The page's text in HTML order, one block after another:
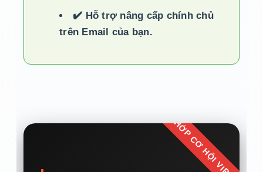
✔️ Hỗ trợ nâng cấp chính chủ
trên Email của bạn.
CHỚP CƠ HỘI VIP